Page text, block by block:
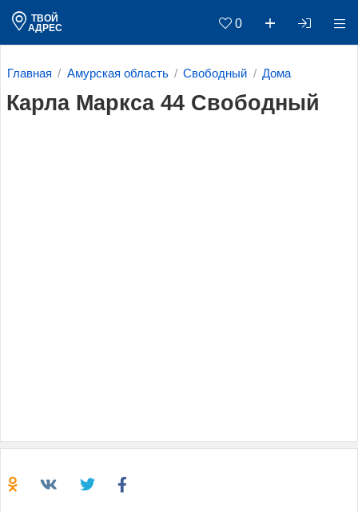
ТВОЙ
АДРЕС
0
Главная Амурская область Свободный Дома
Карла Маркса 44 Свободный